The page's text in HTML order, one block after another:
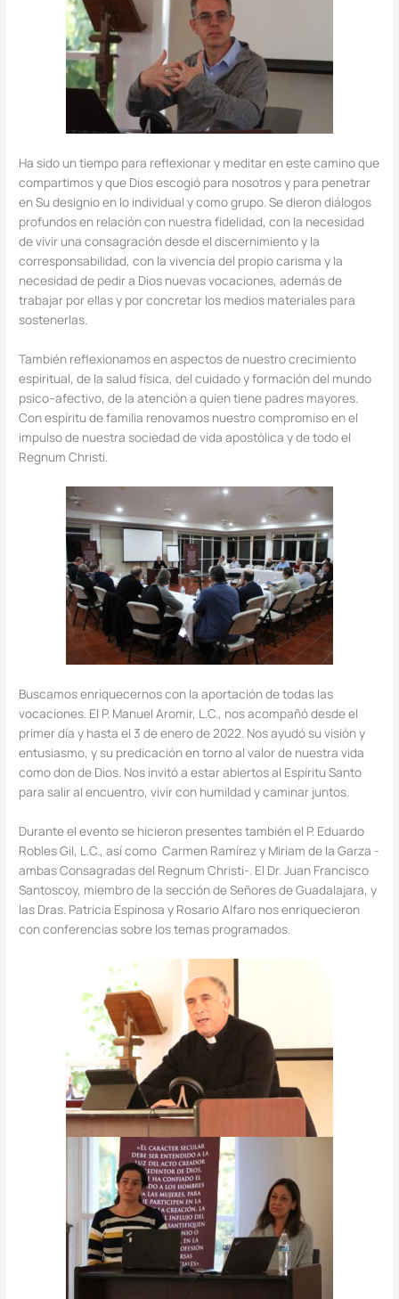
Ha sido un tiempo para reflexionar y meditar en este camino que
compartimos y que Dios escogió para nosotros y para penetrar
en Su designio en lo individual y como grupo. Se dieron diálogos
profundos en relación con nuestra fidelidad, con la necesidad
de vivir una consagración desde el discernimiento y la
corresponsabilidad, con la vivencia del propio carisma y la
necesidad de pedir a Dios nuevas vocaciones, además de
trabajar por ellas y por concretar los medios materiales para
sostenerlas.
También reflexionamos en aspectos de nuestro crecimiento
espiritual, de la salud física, del cuidado y formación del mundo
psico–afectivo, de la atención a quien tiene padres mayores.
Con espíritu de familia renovamos nuestro compromiso en el
impulso de nuestra sociedad de vida apostólica y de todo el
Regnum Christi.
Buscamos enriquecernos con la aportación de todas las
vocaciones. El P. Manuel Aromir, L.C., nos acompañó desde el
primer día y hasta el 3 de enero de 2022. Nos ayudó su visión y
entusiasmo, y su predicación en torno al valor de nuestra vida
como don de Dios. Nos invitó a estar abiertos al Espíritu Santo
para salir al encuentro, vivir con humildad y caminar juntos.
Durante el evento se hicieron presentes también el P. Eduardo
Robles Gil, L.C., así como Carmen Ramírez y Miriam de la Garza -
ambas Consagradas del Regnum Christi-. El Dr. Juan Francisco
Santoscoy, miembro de la sección de Señores de Guadalajara, y
las Dras. Patricia Espinosa y Rosario Alfaro nos enriquecieron
con conferencias sobre los temas programados.